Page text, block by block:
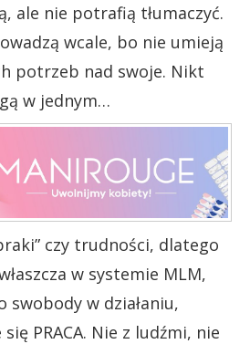
ale nie potrafią tłumaczyć.
wcale, bo nie umieją
potrzeb nad swoje. Nikt
w jednym…
czy trudności, dlatego
w systemie MLM,
swobody w działaniu,
PRACA. Nie z ludźmi, nie